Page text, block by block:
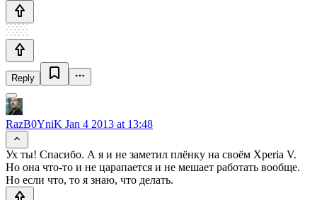
Reply
RazB0YniK Jan 4 2013 at 13:48
Ух ты! Спасибо. А я и не заметил плёнку на своём Xperia V.
Но она что-то и не царапается и не мешает работать вообще.
Но если что, то я знаю, что делать.